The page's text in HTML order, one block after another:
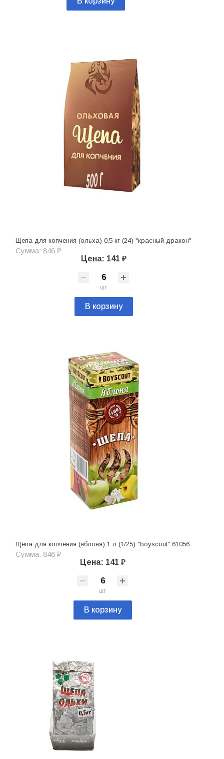
Щепа для копчения (ольха) 0,5 кг (24) "красный дракон"
Сумма: 846 ₽
Цена: 141 ₽
шт
В корзину
Щепа для копчения (яблоня) 1 л (1/25) "boyscout" 61056
Сумма: 846 ₽
Цена: 141 ₽
шт
В корзину